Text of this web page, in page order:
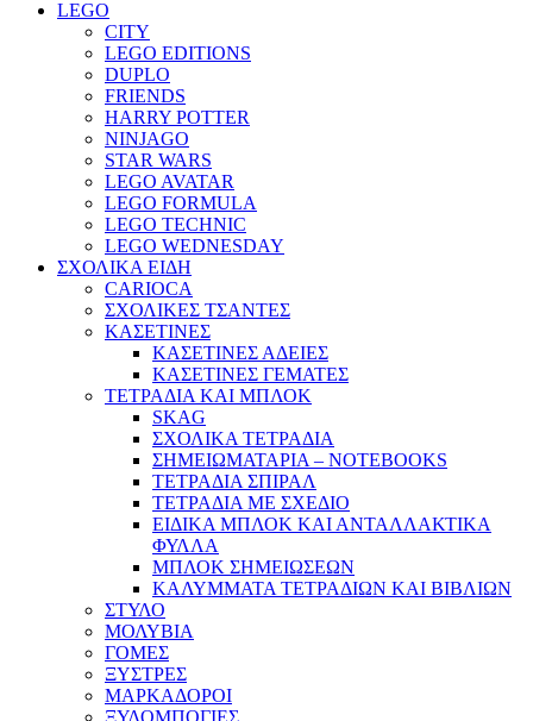
LEGO
CITY
LEGO EDITIONS
DUPLO
FRIENDS
HARRY POTTER
NINJAGO
STAR WARS
LEGO AVATAR
LEGO FORMULA
LEGO TECHNIC
LEGO WEDNESDAY
ΣΧΟΛΙΚΑ ΕΙΔΗ
CARIOCA
ΣΧΟΛΙΚΕΣ ΤΣΑΝΤΕΣ
ΚΑΣΕΤΙΝΕΣ
ΚΑΣΕΤΙΝΕΣ ΑΔΕΙΕΣ
ΚΑΣΕΤΙΝΕΣ ΓΕΜΑΤΕΣ
ΤΕΤΡΑΔΙΑ ΚΑΙ ΜΠΛΟΚ
SKAG
ΣΧΟΛΙΚΑ ΤΕΤΡΑΔΙΑ
ΣΗΜΕΙΩΜΑΤΑΡΙΑ – NOTEBOOKS
ΤΕΤΡΑΔΙΑ ΣΠΙΡΑΛ
ΤΕΤΡΑΔΙΑ ΜΕ ΣΧΕΔΙΟ
ΕΙΔΙΚΑ ΜΠΛΟΚ ΚΑΙ ΑΝΤΑΛΛΑΚΤΙΚΑ
ΦΥΛΛΑ
ΜΠΛΟΚ ΣΗΜΕΙΩΣΕΩΝ
ΚΑΛΥΜΜΑΤΑ ΤΕΤΡΑΔΙΩΝ ΚΑΙ ΒΙΒΛΙΩΝ
ΣΤΥΛΟ
ΜΟΛΥΒΙΑ
ΓΟΜΕΣ
ΞΥΣΤΡΕΣ
ΜΑΡΚΑΔΟΡΟΙ